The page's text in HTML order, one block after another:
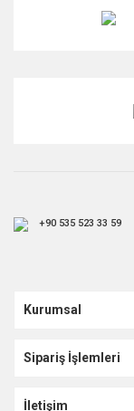
+90 535 523 33 59
Kurumsal
Sipariş İşlemleri
İletişim